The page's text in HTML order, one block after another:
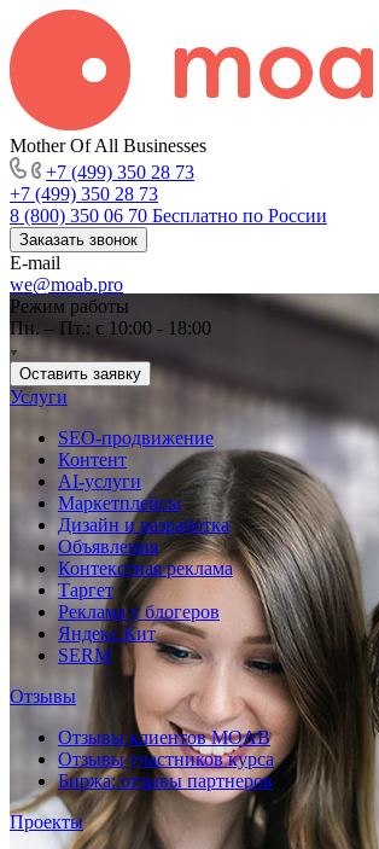
Mother Of All Businesses
+7 (499) 350 28 73
+7 (499) 350 28 73
8 (800) 350 06 70 Бесплатно по России
Заказать звонок
E-mail
we@moab.pro
Режим работы
Пн. – Пт.: с 10:00 - 18:00
Оставить заявку
Услуги
SEO-продвижение
Контент
AI-услуги
Маркетплейсы
Дизайн и разработка
Объявления
Контекстная реклама
Таргет
Реклама у блогеров
Яндекс.Кит
SERM
Отзывы
Отзывы клиентов MOAB
Отзывы участников курса
Биржа: отзывы партнеров
Проекты